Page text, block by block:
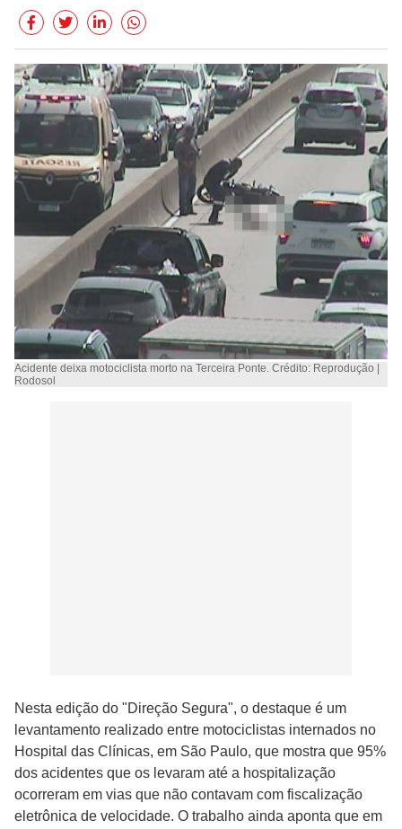
Acidente deixa motociclista morto na Terceira Ponte. Crédito: Reprodução |
Rodosol
Nesta edição do "Direção Segura", o destaque é um
levantamento realizado entre motociclistas internados no
Hospital das Clínicas, em São Paulo, que mostra que 95%
dos acidentes que os levaram até a hospitalização
ocorreram em vias que não contavam com fiscalização
eletrônica de velocidade. O trabalho ainda aponta que em